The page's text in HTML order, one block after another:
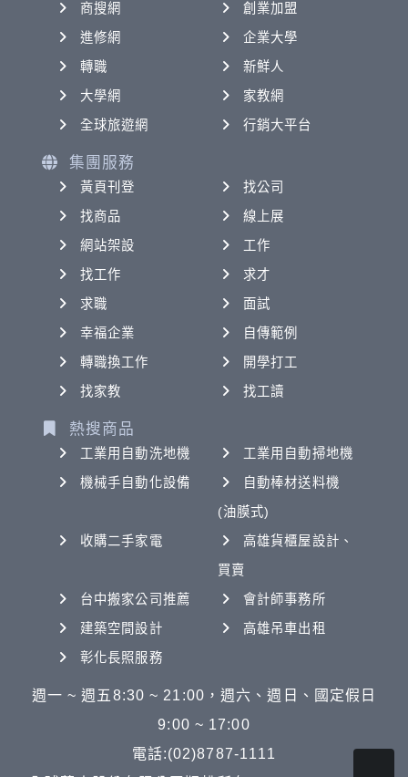
商搜網
創業加盟
進修網
企業大學
轉職
新鮮人
大學網
家教網
全球旅遊網
行銷大平台
集團服務
黃頁刊登
找公司
找商品
線上展
網站架設
工作
找工作
求才
求職
面試
幸福企業
自傳範例
轉職換工作
開學打工
找家教
找工讀
熱搜商品
工業用自動洗地機
工業用自動掃地機
機械手自動化設備
自動棒材送料機
(油膜式)
收購二手家電
高雄貨櫃屋設計、
買賣
台中搬家公司推薦
會計師事務所
建築空間設計
高雄吊車出租
彰化長照服務
週一 ~ 週五8:30 ~ 21:00，週六、週日、國定假日
9:00 ~ 17:00
電話:(02)8787-1111